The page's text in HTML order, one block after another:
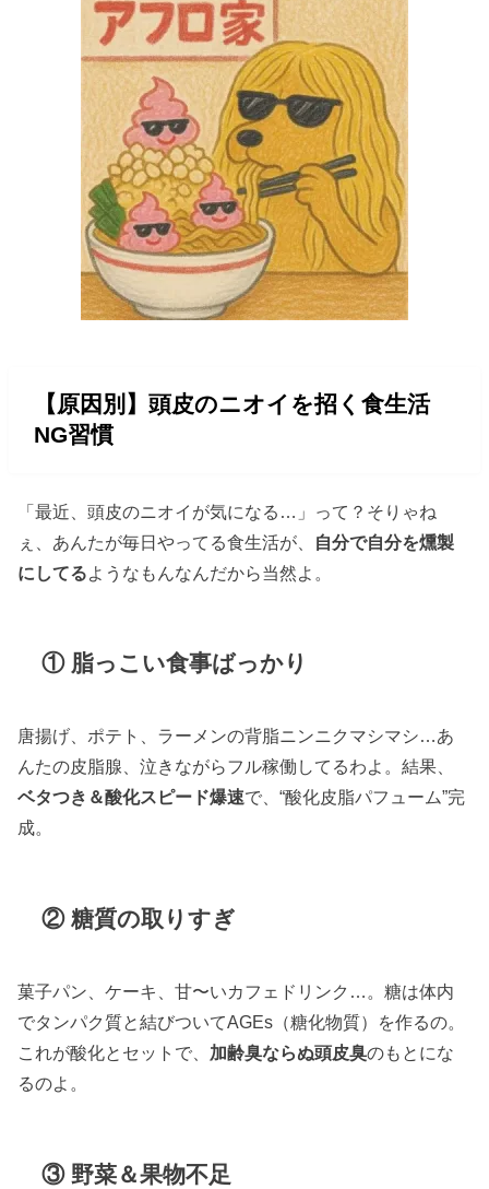
【原因別】頭皮のニオイを招く食生活
NG習慣
「最近、頭皮のニオイが気になる…」って？そりゃね
ぇ、あんたが毎日やってる食生活が、 自分で自分を燻製
にしてる ようなもんなんだから当然よ。
① 脂っこい食事ばっかり
唐揚げ、ポテト、ラーメンの背脂ニンニクマシマシ…あ
んたの皮脂腺、泣きながらフル稼働してるわよ。結果、
ベタつき＆酸化スピード爆速で、“酸化皮脂パフューム”完
成。
② 糖質の取りすぎ
菓子パン、ケーキ、甘〜いカフェドリンク…。糖は体内
でタンパク質と結びついてAGEs（糖化物質）を作るの。
これが酸化とセットで、 加齢臭ならぬ頭皮臭のもとにな
るのよ。
③ 野菜＆果物不足